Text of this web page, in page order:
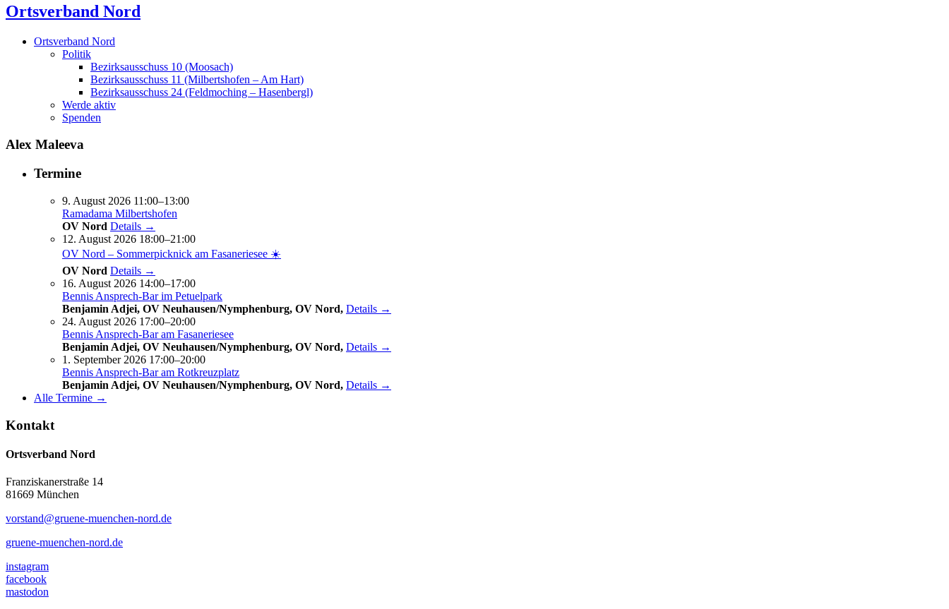
Ortsverband Nord
Ortsverband Nord
Politik
Bezirksausschuss 10 (Moosach)
Bezirksausschuss 11 (Milbertshofen – Am Hart)
Bezirksausschuss 24 (Feldmoching – Hasenbergl)
Werde aktiv
Spenden
Alex Maleeva
Termine
9. August 2026 11:00–13:00
Ramadama Milbertshofen
OV Nord Details →
12. August 2026 18:00–21:00
OV Nord – Sommerpicknick am Fasaneriesee ☀️
OV Nord Details →
16. August 2026 14:00–17:00
Bennis Ansprech-Bar im Petuelpark
Benjamin Adjei, OV Neuhausen/Nymphenburg, OV Nord, Details →
24. August 2026 17:00–20:00
Bennis Ansprech-Bar am Fasaneriesee
Benjamin Adjei, OV Neuhausen/Nymphenburg, OV Nord, Details →
1. September 2026 17:00–20:00
Bennis Ansprech-Bar am Rotkreuzplatz
Benjamin Adjei, OV Neuhausen/Nymphenburg, OV Nord, Details →
Alle Termine →
Kontakt
Ortsverband Nord
Franziskanerstraße 14
81669 München
vorstand@gruene-muenchen-nord.de
gruene-muenchen-nord.de
instagram
facebook
mastodon